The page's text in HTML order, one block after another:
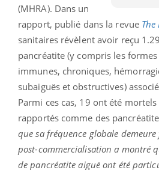
(MHRA). Dans un
rapport, publié dans la revue The
sanitaires révèlent avoir reçu
pancréatite (y compris les
immunes, chroniques,
subaiguës et obstructives)
Parmi ces cas, 19 ont été
rapportés comme des
que sa fréquence globale
post-commercialisation a montré
de pancréatite aiguë ont été